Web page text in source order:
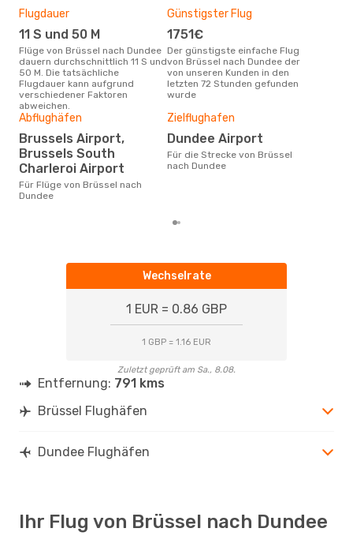
Flugdauer
11 S und 50 M
Flüge von Brüssel nach Dundee
dauern durchschnittlich 11 S und
50 M. Die tatsächliche
Flugdauer kann aufgrund
verschiedener Faktoren
abweichen.
Günstigster Flug
1751€
Der günstigste einfache Flug
von Brüssel nach Dundee der
von unseren Kunden in den
letzten 72 Stunden gefunden
wurde
Abflughäfen
Brussels Airport,
Brussels South
Charleroi Airport
Für Flüge von Brüssel nach
Dundee
Zielflughafen
Dundee Airport
Für die Strecke von Brüssel
nach Dundee
Wechselrate
1 EUR = 0.86 GBP
1 GBP = 1.16 EUR
Zuletzt geprüft am Sa., 8.08.
Entfernung: 791 kms
Brüssel Flughäfen
Dundee Flughäfen
Ihr Flug von Brüssel nach Dundee